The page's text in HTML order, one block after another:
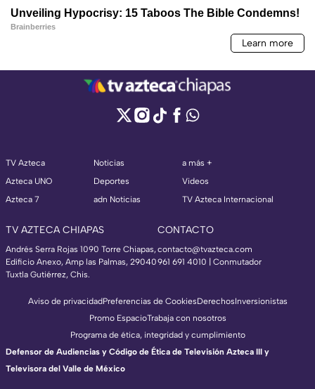
TV Azteca
Azteca UNO
Azteca 7
Noticias
Deportes
adn Noticias
a más +
Videos
TV Azteca Internacional
TV AZTECA CHIAPAS
Andrés Serra Rojas 1090 Torre Chiapas,
Edificio Anexo, Amp las Palmas, 29040
Tuxtla Gutiérrez, Chis.
CONTACTO
contacto@tvazteca.com
961 691 4010 | Conmutador
Aviso de privacidadPreferencias de CookiesDerechosInversionistas
Promo EspacioTrabaja con nosotros
Programa de ética, integridad y cumplimiento
Defensor de Audiencias y Código de Ética de Televisión Azteca III y
Televisora del Valle de México